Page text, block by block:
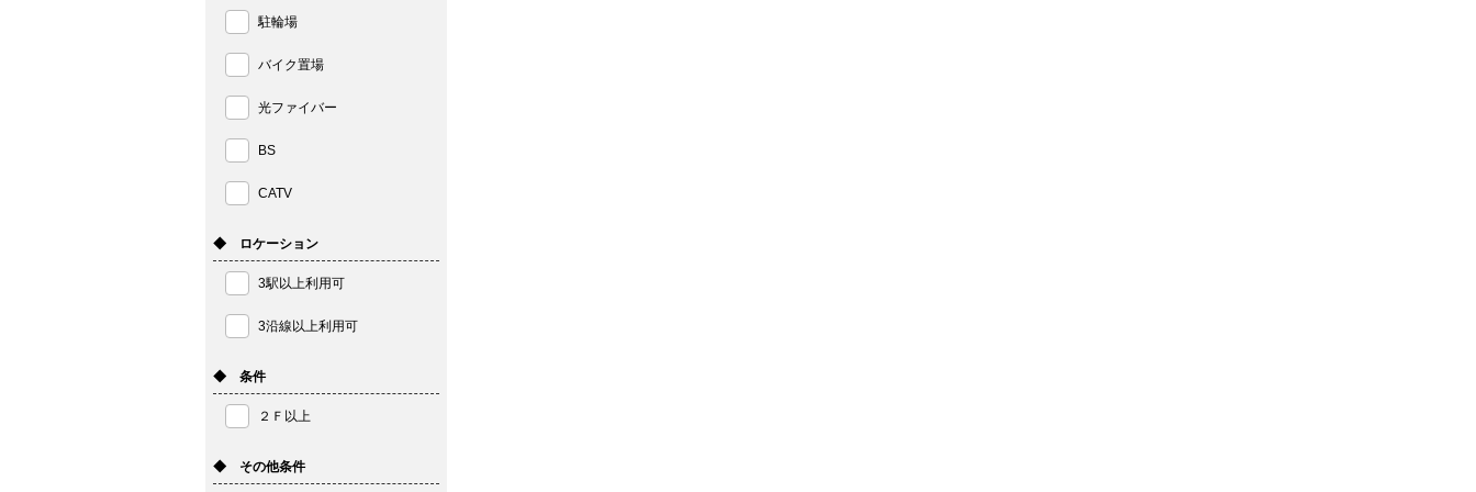
駐輪場
バイク置場
光ファイバー
BS
CATV
◆ ロケーション
3駅以上利用可
3沿線以上利用可
◆ 条件
２Ｆ以上
◆ その他条件